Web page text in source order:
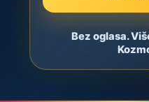
Bez oglasa.